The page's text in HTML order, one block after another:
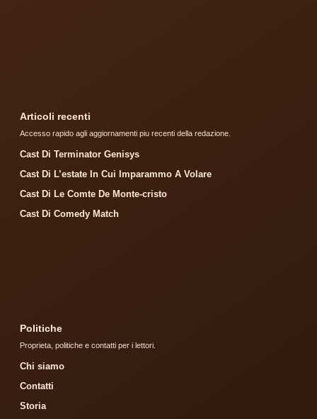
Articoli recenti
Accesso rapido agli aggiornamenti piu recenti della redazione.
Cast Di Terminator Genisys
Cast Di L’estate In Cui Imparammo A Volare
Cast Di Le Comte De Monte-cristo
Cast Di Comedy Match
Politiche
Proprieta, politiche e contatti per i lettori.
Chi siamo
Contatti
Storia